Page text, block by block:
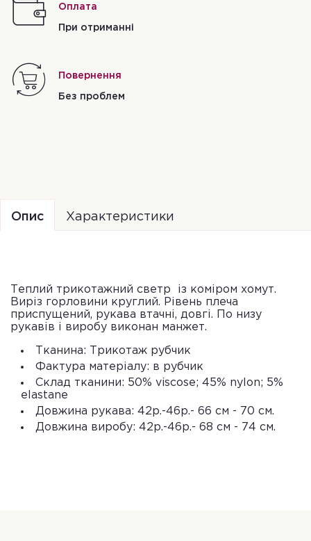
Оплата
При отриманні
Повернення
Без проблем
Опис Характеристики
Теплий трикотажний светр із коміром хомут.
Виріз горловини круглий. Рівень плеча
приспущений, рукава втачні, довгі. По низу
рукавів і виробу виконан манжет.
Тканина: Трикотаж рубчик
Фактура матеріалу: в рубчик
Склад тканини: 50% viscose; 45% nylon; 5%
elastane
Довжина рукава: 42р.-46р.- 66 см - 70 см.
Довжина виробу: 42р.-46р.- 68 см - 74 см.